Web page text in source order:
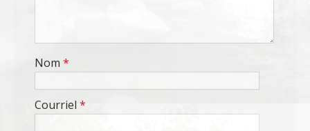
Nom *
Courriel *